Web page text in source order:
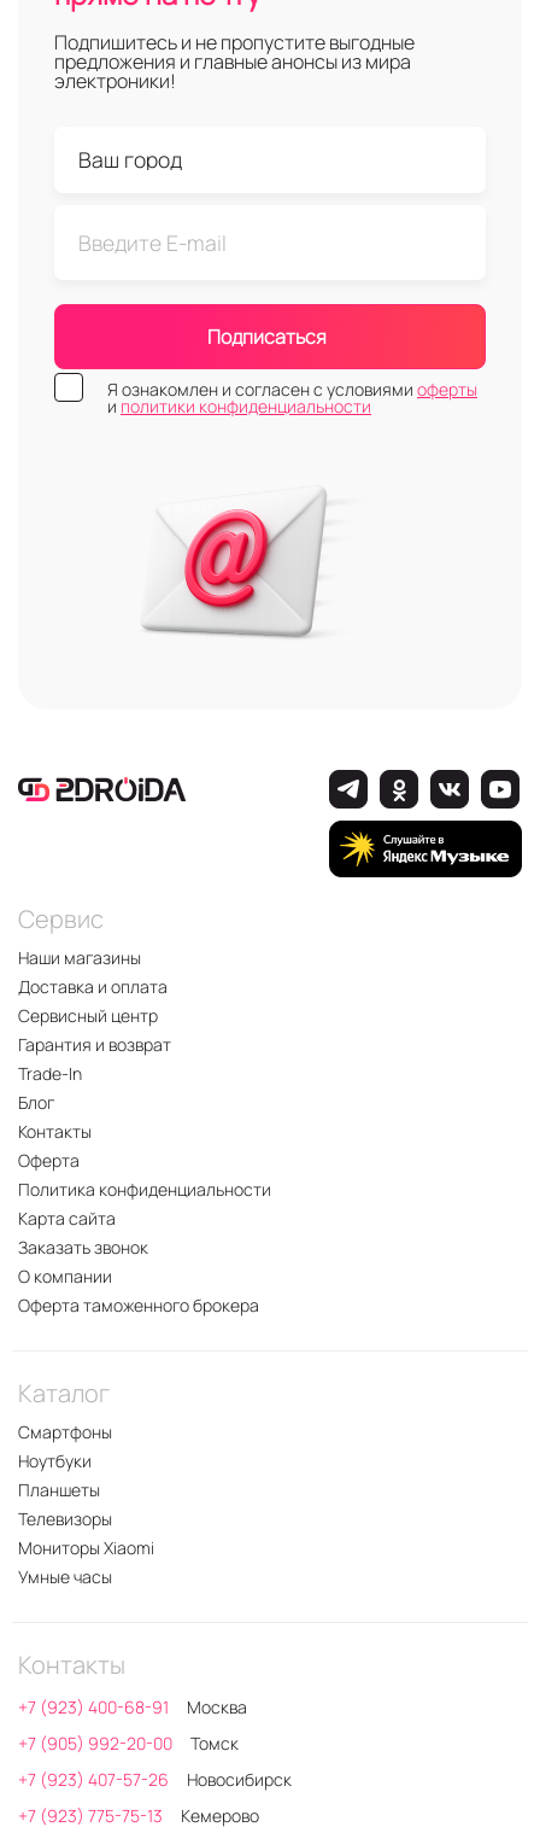
Подпишитесь и не пропустите выгодные
предложения и главные анонсы из мира
электроники!
Подписаться
Я ознакомлен и согласен с условиями оферты
и политики конфиденциальности
Сервис
Наши магазины
Доставка и оплата
Сервисный центр
Гарантия и возврат
Trade-In
Блог
Контакты
Оферта
Политика конфиденциальности
Карта сайта
Заказать звонок
О компании
Оферта таможенного брокера
Каталог
Смартфоны
Ноутбуки
Планшеты
Телевизоры
Мониторы Xiaomi
Умные часы
Контакты
+7 (923) 400-68-91
Москва
+7 (905) 992-20-00
Томск
+7 (923) 407-57-26
Новосибирск
+7 (923) 775-75-13
Кемерово